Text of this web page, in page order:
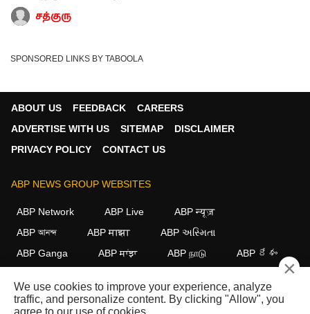
சத்குரு
SPONSORED LINKS BY TABOOLA
ABOUT US FEEDBACK
CAREERS
ADVERTISE WITH US
SITEMAP
DISCLAIMER
PRIVACY POLICY
CONTACT US
ABP NEWS GROUP WEBSITES
ABP Network ABP Live
ABP न्यूज़
ABP আনন্দ
ABP माझा
ABP અસ્મિતા
ABP Ganga
ABP ਸਾਂਝਾ ABP நாடு ABP దేశం
FOLLOW US
×
We use cookies to improve your experience, analyze
traffic, and personalize content. By clicking "Allow", you
agree to our use of cookies.